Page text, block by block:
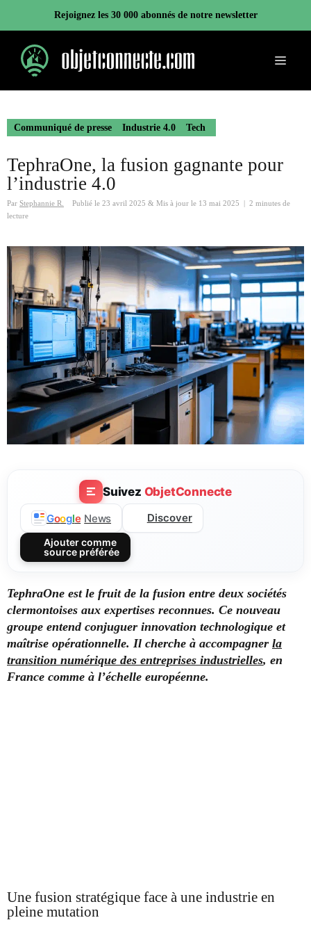
contenu
Rejoignez les 30 000 abonnés de notre newsletter
Menu
Communiqué de presse Industrie 4.0 Tech
TephraOne, la fusion gagnante pour
l’industrie 4.0
Par Stephannie R. Publié le 23 avril 2025 & Mis à jour le 13 mai 2025
2 minutes de
lecture
Suivez ObjetConnecte
Google News Discover
Ajouter comme
source préférée
TephraOne est le fruit de la fusion entre deux sociétés
clermontoises aux expertises reconnues. Ce nouveau
groupe entend conjuguer innovation technologique et
maîtrise opérationnelle. Il cherche à accompagner la
transition numérique des entreprises industrielles, en
France comme à l’échelle européenne.
Une fusion stratégique face à une industrie en
pleine mutation